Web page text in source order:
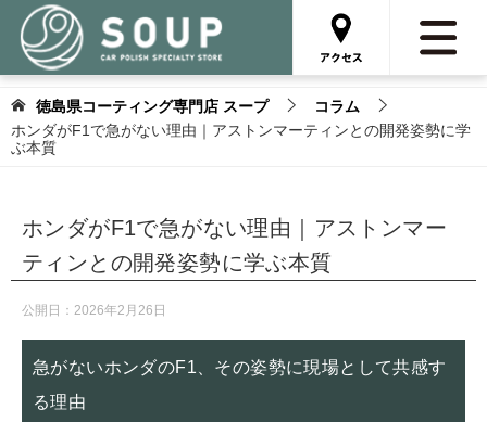
徳島県コーティング専門店 スープ
コラム
ホンダがF1で急がない理由｜アストンマーティンとの開発姿勢に学
ぶ本質
ホンダがF1で急がない理由｜アストンマー
ティンとの開発姿勢に学ぶ本質
公開日： 2026年2月26日
急がないホンダのF1、その姿勢に現場として共感す
る理由